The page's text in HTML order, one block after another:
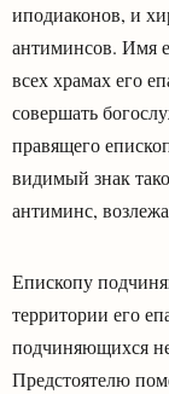
иподиаконов, и
антиминсов. Имя
всех храмах его
совершать
правящего
видимый знак
антиминс,
Епископу
территории его
подчиняющихся
Предстоятелю